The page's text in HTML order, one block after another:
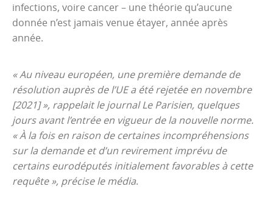
infections, voire cancer – une théorie qu’aucune
donnée n’est jamais venue étayer, année après
année.
« Au niveau européen, une première demande de
résolution auprès de l’UE a été rejetée en novembre
[2021] », rappelait le journal Le Parisien, quelques
jours avant l’entrée en vigueur de la nouvelle norme.
« À la fois en raison de certaines incompréhensions
sur la demande et d’un revirement imprévu de
certains eurodéputés initialement favorables à cette
requête », précise le média.